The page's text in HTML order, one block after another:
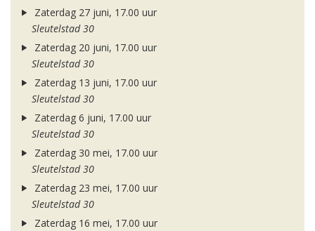
Zaterdag 27 juni, 17.00 uur
Sleutelstad 30
Zaterdag 20 juni, 17.00 uur
Sleutelstad 30
Zaterdag 13 juni, 17.00 uur
Sleutelstad 30
Zaterdag 6 juni, 17.00 uur
Sleutelstad 30
Zaterdag 30 mei, 17.00 uur
Sleutelstad 30
Zaterdag 23 mei, 17.00 uur
Sleutelstad 30
Zaterdag 16 mei, 17.00 uur